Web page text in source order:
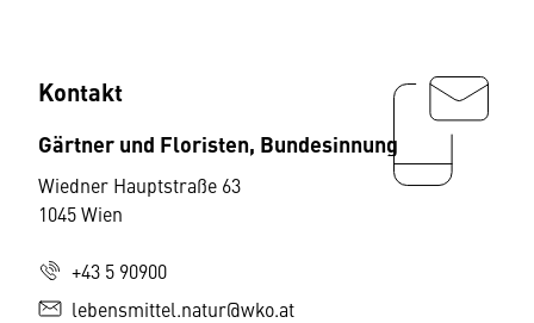
Kontakt
Gärtner und Floristen, Bundesinnung
Wiedner Hauptstraße 63
1045 Wien
+43 5 90900
lebensmittel.natur@wko.at